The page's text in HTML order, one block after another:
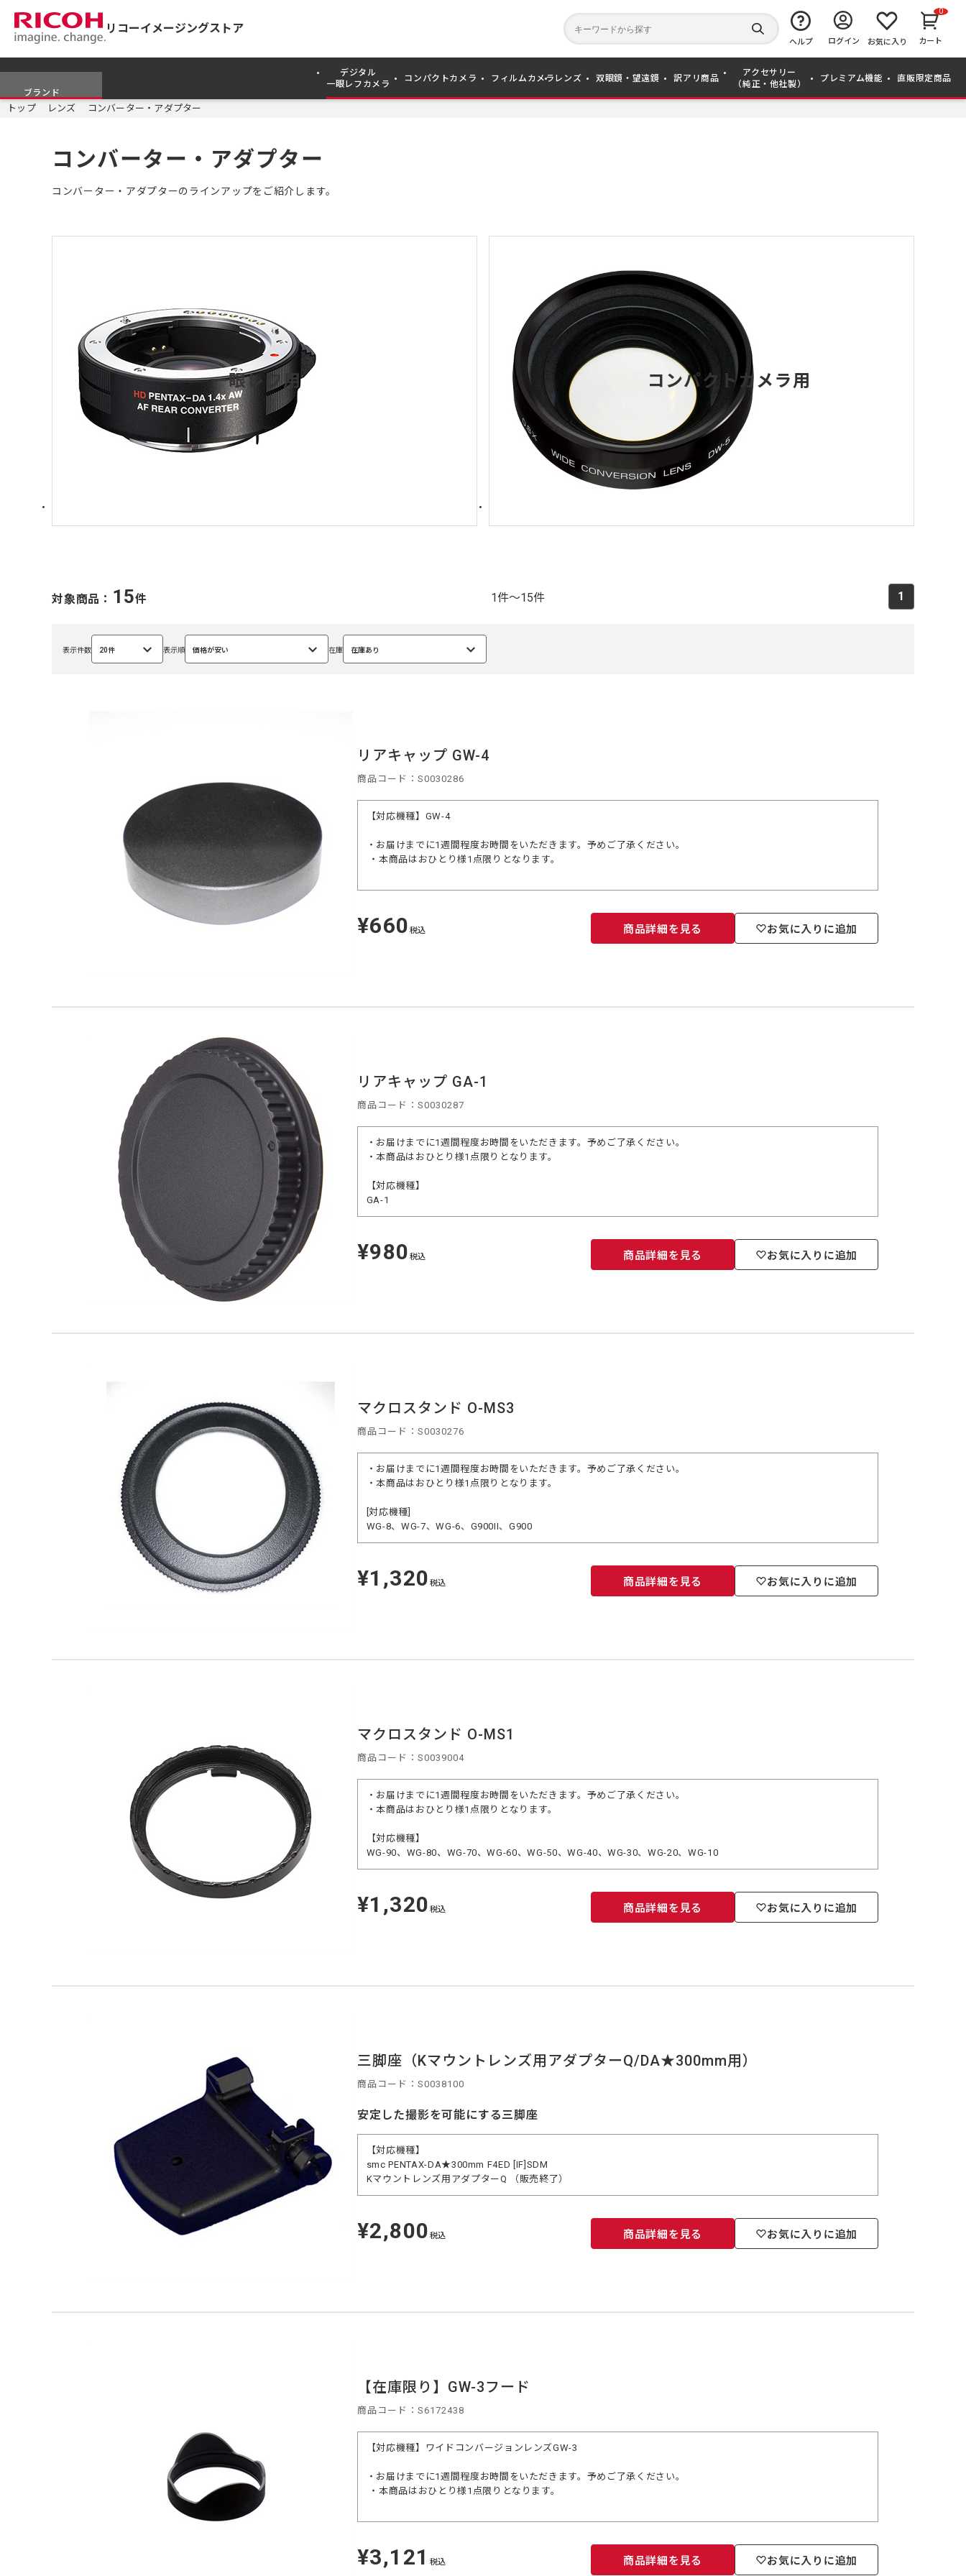
リコーイメージングストア
か
ら
検
索
す
る
ヘルプ ログイン お気に入り
0
カート
ブランド
デジタル
一眼レフカメラ
コンパクトカメラ フィルムカメラ レンズ 双眼鏡・望遠鏡 訳アリ商品
アクセサリー
（純正・他社製）
プレミアム機能 直販限定商品
トップ レンズ コンバーター・アダプター
コンバーター・アダプター
コンバーター・アダプターのラインアップをご紹介します。
一眼レフ用 コンパクトカメラ用
対象商品： 15件 1件～15件 1
表示件数 20件
選
択
表示順 価格が安い
選
択
在庫 在庫あり
選
択
リアキャップ GW-4
商品コード：S0030286
【対応機種】GW-4
・お届けまでに1週間程度お時間をいただきます。予めご了承ください。
・本商品はおひとり様1点限りとなります。
定
価
¥660 税込 商品詳細を見る お気に入りに追加
リアキャップ GA-1
商品コード：S0030287
・お届けまでに1週間程度お時間をいただきます。予めご了承ください。
・本商品はおひとり様1点限りとなります。
【対応機種】
GA-1
定
価
¥980 税込 商品詳細を見る お気に入りに追加
マクロスタンド O-MS3
商品コード：S0030276
・お届けまでに1週間程度お時間をいただきます。予めご了承ください。
・本商品はおひとり様1点限りとなります。
[対応機種]
WG-8、WG-7、WG-6、G900II、G900
定
価
¥1,320 税込 商品詳細を見る お気に入りに追加
マクロスタンド O-MS1
商品コード：S0039004
・お届けまでに1週間程度お時間をいただきます。予めご了承ください。
・本商品はおひとり様1点限りとなります。
【対応機種】
WG-90、WG-80、WG-70、WG-60、WG-50、WG-40、WG-30、WG-20、WG-10
定
価
¥1,320 税込 商品詳細を見る お気に入りに追加
三脚座（Kマウントレンズ用アダプターQ/DA★300mm用）
商品コード：S0038100
安定した撮影を可能にする三脚座
【対応機種】
smc PENTAX-DA★300mm F4ED [IF]SDM
Kマウントレンズ用アダプターQ （販売終了）
定
価
¥2,800 税込 商品詳細を見る お気に入りに追加
【在庫限り】GW-3フード
商品コード：S6172438
【対応機種】ワイドコンバージョンレンズGW-3
・お届けまでに1週間程度お時間をいただきます。予めご了承ください。
・本商品はおひとり様1点限りとなります。
定
価
¥3,121 税込 商品詳細を見る お気に入りに追加